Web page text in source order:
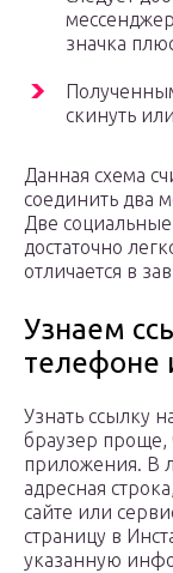
значка
скинуть
Данная схема
соединить два
Две
достаточно
отличается в
Узнаем
телефоне
Узнать ссылку
браузер проще,
приложения. В
адресная
сайте или
страницу в
указанную